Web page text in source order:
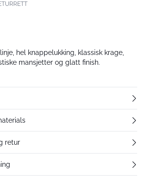
hel knappelukking, klassisk krage,
mansjetter og glatt finish.
retur